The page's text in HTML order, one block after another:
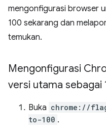
mengonfigurasi browser
100 sekarang dan
temukan.
Mengonfigurasi
versi utama sebagai
Buka chrome://
to-100 .